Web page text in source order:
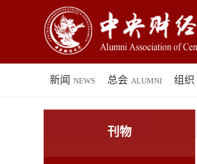
新闻 NEWS 总会 ALUMNI 组织
刊物